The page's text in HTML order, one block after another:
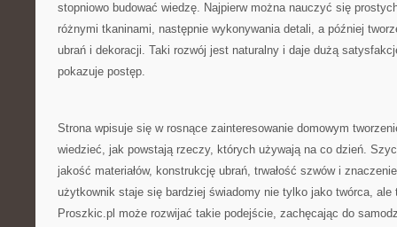
stopniowo budować wiedzę. Najpierw można nauczyć się
różnymi tkaninami, następnie wykonywania detali, a później
ubrań i dekoracji. Taki rozwój jest naturalny i daje dużą
pokazuje postęp.
Strona wpisuje się w rosnące zainteresowanie domowym
wiedzieć, jak powstają rzeczy, których używają na co dzień.
jakość materiałów, konstrukcję ubrań, trwałość szwów i
użytkownik staje się bardziej świadomy nie tylko jako twórca, ale
Proszkic.pl może rozwijać takie podejście, zachęcając do